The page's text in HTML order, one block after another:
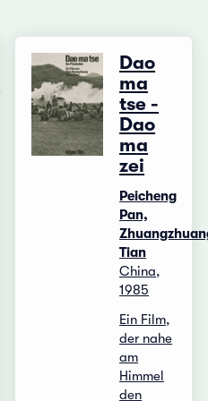
Dao
ma
tse -
Dao
ma
zei
Peicheng
Pan,
Tian
China,
1985
Ein Film,
der nahe
am
Himmel
den